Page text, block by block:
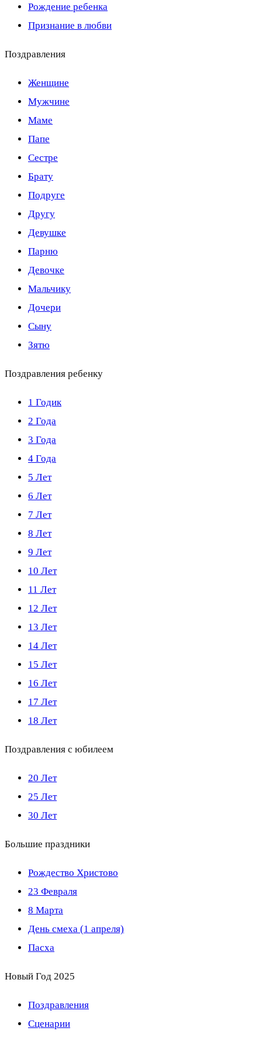
Рождение ребенка
Признание в любви
Поздравления
Женщине
Мужчине
Маме
Папе
Сестре
Брату
Подруге
Другу
Девушке
Парню
Девочке
Мальчику
Дочери
Сыну
Зятю
Поздравления ребенку
1 Годик
2 Года
3 Года
4 Года
5 Лет
6 Лет
7 Лет
8 Лет
9 Лет
10 Лет
11 Лет
12 Лет
13 Лет
14 Лет
15 Лет
16 Лет
17 Лет
18 Лет
Поздравления с юбилеем
20 Лет
25 Лет
30 Лет
Большие праздники
Рождество Христово
23 Февраля
8 Марта
День смеха (1 апреля)
Пасха
Новый Год 2025
Поздравления
Сценарии